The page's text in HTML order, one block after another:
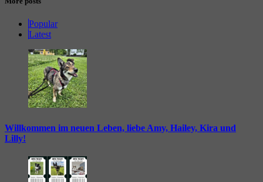
Popular
Latest
Willkommen im neuen Leben, liebe Amy, Hailey, Kira und
Lilly!